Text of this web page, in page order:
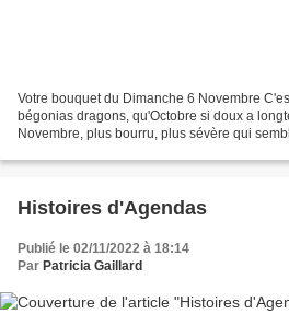
Votre bouquet du Dimanche 6 Novembre
bégonias dragons, qu'Octobre si doux a
Novembre, plus bourru, plus sévère qui
Histoires d'Agendas
Publié le 02/11/2022 à 18:14
Par Patricia Gaillard